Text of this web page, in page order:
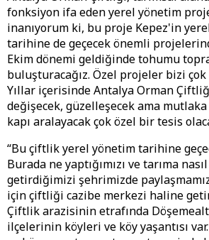
fonksiyon ifa eden yerel yönetim
inanıyorum ki, bu proje Kepez'in
tarihine de geçecek önemli
Ekim dönemi geldiğinde tohumu
buluşturacağız. Özel projeler bizi çok
Yıllar içerisinde Antalya Orman
değişecek, güzelleşecek ama
kapı aralayacak çok özel bir tesis
“Bu çiftlik yerel yönetim tarihine
Burada ne yaptığımızı ve tarıma
getirdiğimizi şehrimizde
için çiftliği cazibe merkezi haline
Çiftlik arazisinin etrafında
ilçelerinin köyleri ve köy yaşantısı